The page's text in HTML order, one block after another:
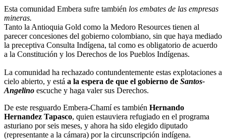
Esta comunidad Embera sufre también los embates de las empresas
mineras.
Tanto la Antioquia Gold como la Medoro Resources tienen al
parecer concesiones del gobierno colombiano, sin que haya mediado
la preceptiva Consulta Indígena, tal como es obligatorio de acuerdo
a la Constitución y los Derechos de los Pueblos Indígenas.
La comunidad ha rechazado contundentemente estas explotaciones a
cielo abierto, y está a la espera de que el gobierno de Santos-
Angelino escuche y haga valer sus Derechos.
De este resguardo Embera-Chamí es también Hernando
Hernandez Tapasco, quien estauviera refugiado en el programa
asturiano por seis meses, y ahora ha sido elegido diputado
(representante a la cámara) por la circunscripción indígena.